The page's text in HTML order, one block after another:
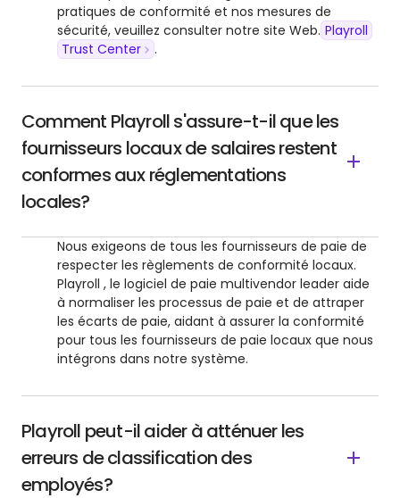
pratiques de conformité et nos mesures de
sécurité, veuillez consulter notre site Web. Playroll
Trust Center
.
Comment Playroll s'assure-t-il que les
fournisseurs locaux de salaires restent
conformes aux réglementations
locales?
Nous exigeons de tous les fournisseurs de paie de
respecter les règlements de conformité locaux.
Playroll , le logiciel de paie multivendor leader aide
à normaliser les processus de paie et de attraper
les écarts de paie, aidant à assurer la conformité
pour tous les fournisseurs de paie locaux que nous
intégrons dans notre système.
Playroll peut-il aider à atténuer les
erreurs de classification des
employés?